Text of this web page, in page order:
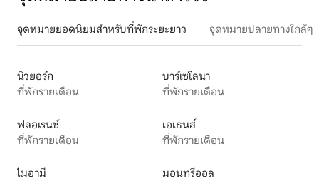
จุดหมายยอดนิยมสำหรับที่พักระยะยาว จุดหมายปลายทางใกล้ๆ
นิวยอร์ก
ที่พักรายเดือน
บาร์เซโลนา
ที่พักรายเดือน
ฟลอเรนซ์
ที่พักรายเดือน
เอเธนส์
ที่พักรายเดือน
ไมอามี
มอนทรีออล